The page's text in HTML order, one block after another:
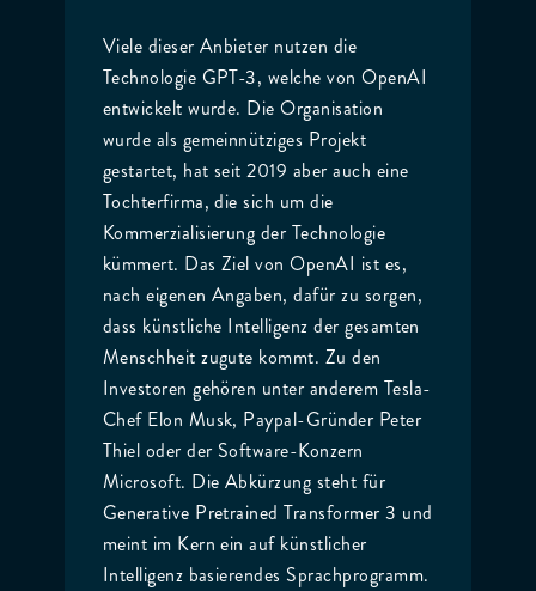
Viele dieser Anbieter nutzen die
Technologie GPT-3, welche von OpenAI
entwickelt wurde. Die Organisation
wurde als gemeinnütziges Projekt
gestartet, hat seit 2019 aber auch eine
Tochterfirma, die sich um die
Kommerzialisierung der Technologie
kümmert. Das Ziel von OpenAI ist es,
nach eigenen Angaben, dafür zu sorgen,
dass künstliche Intelligenz der gesamten
Menschheit zugute kommt. Zu den
Investoren gehören unter anderem Tesla-
Chef Elon Musk, Paypal-Gründer Peter
Thiel oder der Software-Konzern
Microsoft. Die Abkürzung steht für
Generative Pretrained Transformer 3 und
meint im Kern ein auf künstlicher
Intelligenz basierendes Sprachprogramm.